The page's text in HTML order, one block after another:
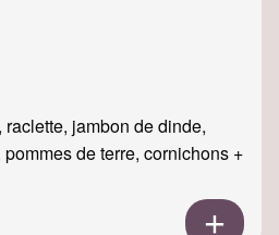
jambon de dinde,
de terre, cornichons +